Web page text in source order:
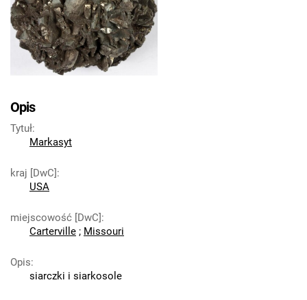
Opis
Tytuł:
Markasyt
kraj [DwC]:
USA
miejscowość [DwC]:
Carterville ; Missouri
Opis:
siarczki i siarkosole